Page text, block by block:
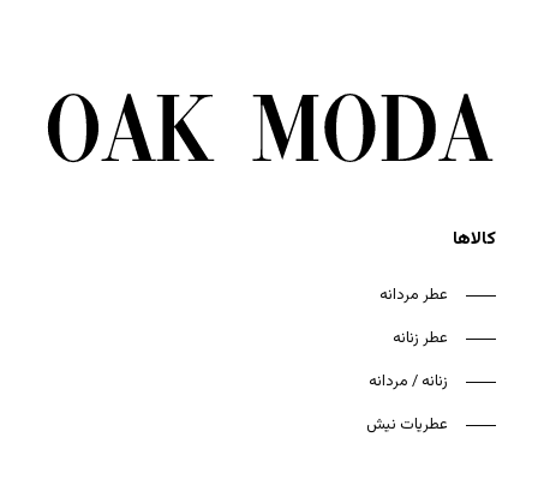
کالاها
عطر مردانه
عطر زنانه
زنانه / مردانه
عطریات نیش